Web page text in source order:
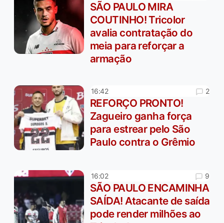
SÃO PAULO MIRA
COUTINHO! Tricolor
avalia contratação do
meia para reforçar a
armação
16:42 2
REFORÇO PRONTO!
Zagueiro ganha força
para estrear pelo São
Paulo contra o Grêmio
16:02 9
SÃO PAULO ENCAMINHA
SAÍDA! Atacante de saída
pode render milhões ao